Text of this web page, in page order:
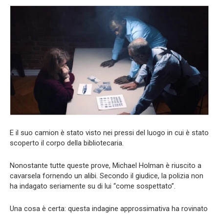
E il suo camion è stato visto nei pressi del luogo in cui è stato
scoperto il corpo della bibliotecaria.
Nonostante tutte queste prove, Michael Holman è riuscito a
cavarsela fornendo un alibi. Secondo il giudice, la polizia non
ha indagato seriamente su di lui “come sospettato”.
Una cosa è certa: questa indagine approssimativa ha rovinato